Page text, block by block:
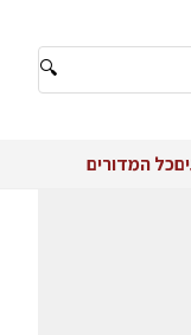
🔍
כל המדורים